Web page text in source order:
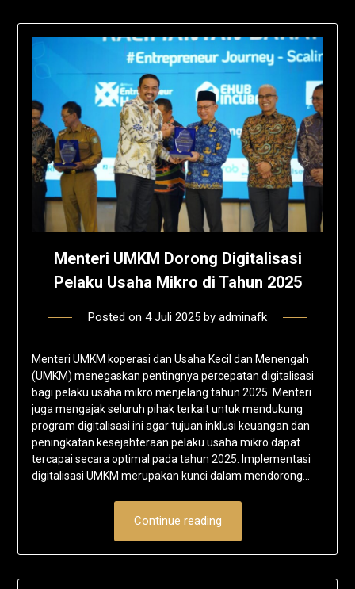
Menteri UMKM Dorong Digitalisasi
Pelaku Usaha Mikro di Tahun 2025
Posted on 4 Juli 2025 by adminafk
Menteri UMKM koperasi dan Usaha Kecil dan Menengah
(UMKM) menegaskan pentingnya percepatan digitalisasi
bagi pelaku usaha mikro menjelang tahun 2025. Menteri
juga mengajak seluruh pihak terkait untuk mendukung
program digitalisasi ini agar tujuan inklusi keuangan dan
peningkatan kesejahteraan pelaku usaha mikro dapat
tercapai secara optimal pada tahun 2025. Implementasi
digitalisasi UMKM merupakan kunci dalam mendorong…
Continue reading